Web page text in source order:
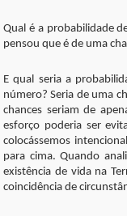
Qual é a probabilidade
pensou que é de uma
E qual seria a
número? Seria de uma
chances seriam de
esforço poderia ser
colocássemos
para cima. Quando
existência de vida na
coincidência de